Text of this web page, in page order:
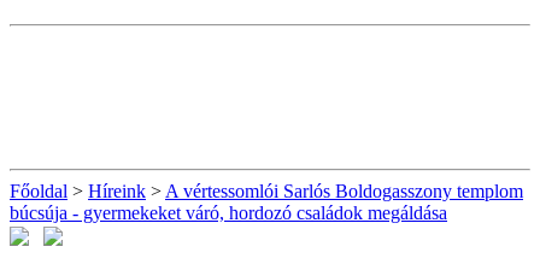
Főoldal > Híreink > A vértessomlói Sarlós Boldogasszony templom
búcsúja - gyermekeket váró, hordozó családok megáldása